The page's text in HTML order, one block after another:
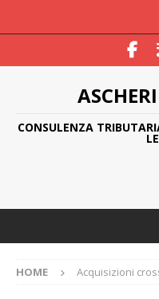
CONSULENZA
HOME Acquisizioni